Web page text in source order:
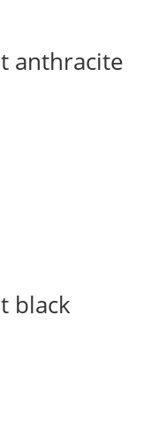
anthracite
black